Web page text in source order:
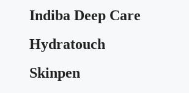
Indiba Deep Care
Hydratouch
Skinpen